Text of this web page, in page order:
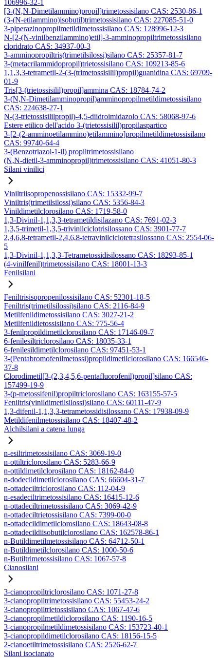
106996-32-1
[3-(N,N-Dimetilammino)propil]trimetossisilano CAS: 2530-86-1
(3-(N-etilammino)isobutil)trimetossisilano CAS: 227085-51-0
3-piperazinopropilmetildimetossisilano CAS: 128996-12-3
N-[2-(N-vinilbenzilammino)etil]-3-amminopropiltrimetossisilano
cloridrato CAS: 34937-00-3
3-amminopropiltris(trimetilsilossi)silano CAS: 25357-81-7
3-(metacrilammidopropil)trietossisilano CAS: 109213-85-6
1,1,3,3-tetrametil-2-(3-(trimetossisilil)propil)guanidina CAS: 69709-
01-9
Tris[3-(trietossisilil)propil]ammina CAS: 18784-74-2
3-(N,N-Dimetilamminopropil)amminopropilmetildimetossisilano
CAS: 224638-27-1
N-(3-trietossisililpropil)-4,5-diidroimidazolo CAS: 58068-97-6
Estere etilico dell'acido 3-(trietossisilil)propilaspartico
3-[2-(2-amminoetilammino)etilammino]propilmetildimetossisilano
CAS: 99740-64-4
3-(Benzotriazol-1-il) propiltrimetossisilano
(N,N-dietil-3-amminopropil)trimetossisilano CAS: 41051-80-3
Silani vinilici
Viniltriisopropenossisilano CAS: 15332-99-7
Viniltris(trimetilsilossi)silano CAS: 5356-84-3
Vinildimetilclorosilano CAS: 1719-58-0
1,3-Divinil-1,1,3,3-tetrametildisilazano CAS: 7691-02-3
1,3,5-trimetil-1,3,5-trivinilciclotrisilossano CAS: 3901-77-7
2,4,6,8-tetrametil-2,4,6,8-tetravinilciclotetrasilossano CAS: 2554-06-
5
1,3-Divinil-1,1,3,3-Tetrametossidisilossano CAS: 18293-85-1
(4-vinilfenil)trimetossisilano CAS: 18001-13-3
Fenilsilani
Feniltrisisopropenilossisilano CAS: 52301-18-5
Feniltris(trimetilsilossi)silano CAS: 2116-84-9
Metilfenildimetossisilano CAS: 3027-21-2
Metilfenildietossisilano CAS: 775-56-4
3-fenilpropildimetilclorosilano CAS: 17146-09-7
6-fenilesiltriclorosilano CAS: 18035-33-1
6-fenilesildimetilclorosilano CAS: 97451-53-1
3-(Pentabromofenilmetossi)propildimetilclorosilano CAS: 166546-
37-8
Clorodimetil[3-(2,3,4,5,6-pentafluorofenil)propil]silano CAS:
157499-19-9
3-(p-metossifenil)propiltriclorosilano CAS: 163155-57-5
Feniltris(vinildimetilsilossi)silano CAS: 60111-47-9
1,3-difenil-1,1,3,3-tetrametossidisilossano CAS: 17938-09-9
Metildifenilmetossisilano CAS: 18407-48-2
Alchilsilani a catena lunga
n-esiltrimetossisilano CAS: 3069-19-0
n-ottiltriclorosilano CAS: 5283-66-9
n-ottildimetilclorosilano CAS: 18162-84-0
n-dodecildimetilclorosilano CAS: 66604-31-7
n-ottadeciltriclorosilano CAS: 112-04-9
n-esadeciltrimetossisilano CAS: 16415-12-6
n-ottadeciltrimetossisilano CAS: 3069-42-9
n-ottadeciltrietossisilano CAS: 7399-00-0
n-ottadecildimetilclorosilano CAS: 18643-08-8
n-ottadecildiisobutilclorosilano CAS: 162578-86-1
n-Butildimetilmetossisilano CAS: 64712-50-1
n-Butildimetilclorosilano CAS: 1000-50-6
n-Butiltrimetossisilano CAS: 1067-57-8
Cianosilani
3-cianopropiltriclorosilano CAS: 1071-27-8
3-cianopropiltrimetossisilano CAS: 55453-24-2
3-cianopropiltrietossisilano CAS: 1067-47-6
3-cianopropilmetildiclorosilano CAS: 1190-16-5
3-cianopropilmetildimetossisilano CAS: 153723-40-1
3-cianopropildimetilclorosilano CAS: 18156-15-5
2-cianoetiltrimetossisilano CAS: 2526-62-7
Silani isocianato